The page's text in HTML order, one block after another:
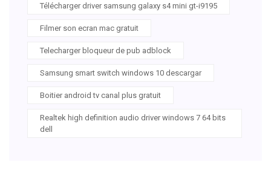
Télécharger driver samsung galaxy s4 mini gt-i9195
Filmer son ecran mac gratuit
Telecharger bloqueur de pub adblock
Samsung smart switch windows 10 descargar
Boitier android tv canal plus gratuit
Realtek high definition audio driver windows 7 64 bits
dell